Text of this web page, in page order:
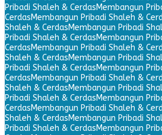
Pribadi Shaleh & CerdasMembangun
CerdasMembangun Pribadi Shaleh &
Shaleh & CerdasMembangun Pribadi
Pribadi Shaleh & CerdasMembangun
CerdasMembangun Pribadi Shaleh &
Shaleh & CerdasMembangun Pribadi
Pribadi Shaleh & CerdasMembangun
CerdasMembangun Pribadi Shaleh &
Shaleh & CerdasMembangun Pribadi
Pribadi Shaleh & CerdasMembangun
CerdasMembangun Pribadi Shaleh &
Shaleh & CerdasMembangun Pribadi
Pribadi Shaleh & CerdasMembangun